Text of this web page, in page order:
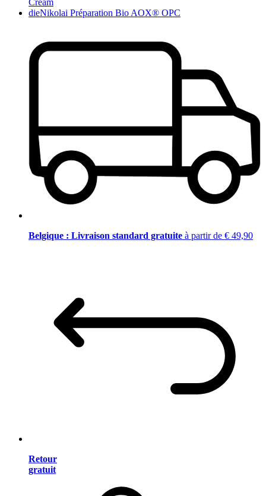
Cream
dieNikolai Préparation Bio AOX® OPC
Belgique : Livraison standard gratuite à partir de € 49,90
Retour
gratuit